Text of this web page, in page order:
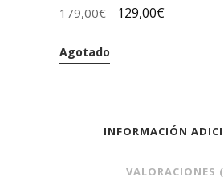
179,00€ 129,00€
Agotado
INFORMACIÓN
VALORACIONES